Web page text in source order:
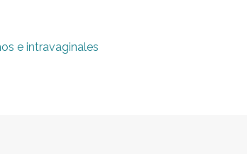
e intravaginales